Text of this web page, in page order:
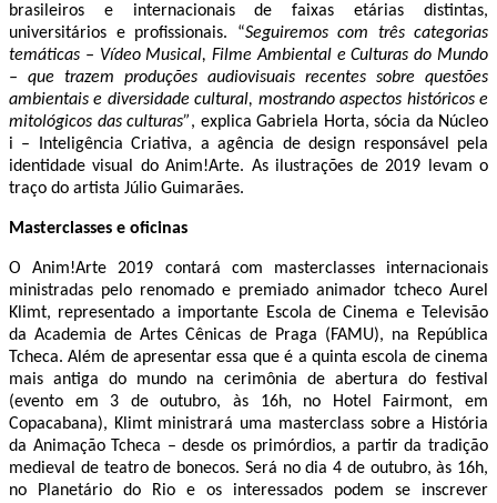
brasileiros e internacionais de faixas etárias distintas,
universitários e profissionais. “Seguiremos com três categorias
temáticas – Vídeo Musical, Filme Ambiental e Culturas do Mundo
– que trazem produções audiovisuais recentes sobre questões
ambientais e diversidade cultural, mostrando aspectos históricos e
mitológicos das culturas”, explica Gabriela Horta, sócia da Núcleo
i – Inteligência Criativa, a agência de design responsável pela
identidade visual do Anim!Arte. As ilustrações de 2019 levam o
traço do artista Júlio Guimarães.
Masterclasses e oficinas
O Anim!Arte 2019 contará com masterclasses internacionais
ministradas pelo renomado e premiado animador tcheco Aurel
Klimt, representado a importante Escola de Cinema e Televisão
da Academia de Artes Cênicas de Praga (FAMU), na República
Tcheca. Além de apresentar essa que é a quinta escola de cinema
mais antiga do mundo na cerimônia de abertura do festival
(evento em 3 de outubro, às 16h, no Hotel Fairmont, em
Copacabana), Klimt ministrará uma masterclass sobre a História
da Animação Tcheca – desde os primórdios, a partir da tradição
medieval de teatro de bonecos. Será no dia 4 de outubro, às 16h,
no Planetário do Rio e os interessados podem se inscrever